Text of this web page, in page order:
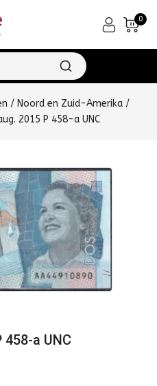
0
/ Noord en Zuid-Amerika /
2015 P 458-a UNC
a UNC